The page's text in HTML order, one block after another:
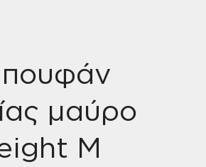
μαύρο
M